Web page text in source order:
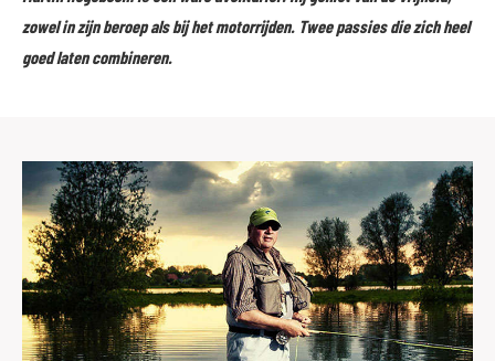
zowel in zijn beroep als bij het motorrijden. Twee passies die zich heel
goed laten combineren.